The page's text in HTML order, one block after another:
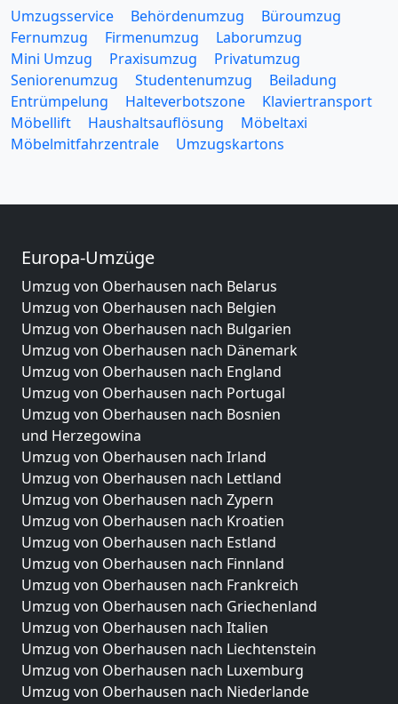
Umzugsservice Behördenumzug
Büroumzug
Fernumzug
Firmenumzug
Laborumzug
Mini Umzug
Praxisumzug
Privatumzug
Seniorenumzug
Studentenumzug
Beiladung
Entrümpelung
Halteverbotszone
Klaviertransport
Möbellift
Haushaltsauflösung
Möbeltaxi
Möbelmitfahrzentrale
Umzugskartons
Europa-Umzüge
Umzug von Oberhausen nach Belarus
Umzug von Oberhausen nach Belgien
Umzug von Oberhausen nach Bulgarien
Umzug von Oberhausen nach Dänemark
Umzug von Oberhausen nach England
Umzug von Oberhausen nach Portugal
Umzug von Oberhausen nach Bosnien
und Herzegowina
Umzug von Oberhausen nach Irland
Umzug von Oberhausen nach Lettland
Umzug von Oberhausen nach Zypern
Umzug von Oberhausen nach Kroatien
Umzug von Oberhausen nach Estland
Umzug von Oberhausen nach Finnland
Umzug von Oberhausen nach Frankreich
Umzug von Oberhausen nach Griechenland
Umzug von Oberhausen nach Italien
Umzug von Oberhausen nach Liechtenstein
Umzug von Oberhausen nach Luxemburg
Umzug von Oberhausen nach Niederlande